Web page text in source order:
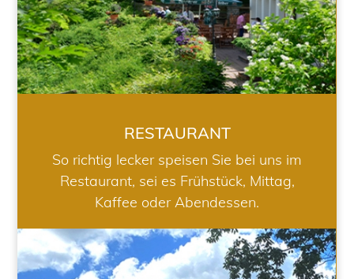
RESTAURANT
So richtig lecker speisen Sie bei uns im
Restaurant, sei es Frühstück, Mittag,
Kaffee oder Abendessen.